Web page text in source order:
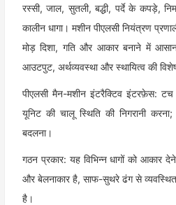
रस्सी, जाल, सुतली, बद्धी, पर्दे के कपड़े,
कालीन धागा। मशीन पीएलसी नियंत्रण
मोड़ दिशा, गति और आकार बनाने में
आउटपुट, अर्थव्यवस्था और स्थायित्व की
पीएलसी मैन-मशीन इंटरैक्टिव इंटरफ़ेस:
यूनिट की चालू स्थिति की निगरानी
बदलना।
गठन प्रकार: यह विभिन्न धागों को आकार
और बेलनाकार है, साफ-सुथरे ढंग से
है।